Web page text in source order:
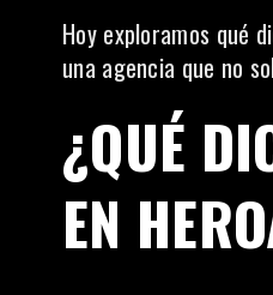
Hoy exploramos qué
una agencia que no
¿QUÉ
EN